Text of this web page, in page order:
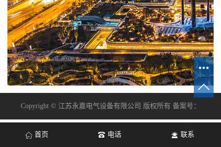
Copyright © 江苏永嘉电气设备有限公司 版权所有 备案号：
首页 电话 联系